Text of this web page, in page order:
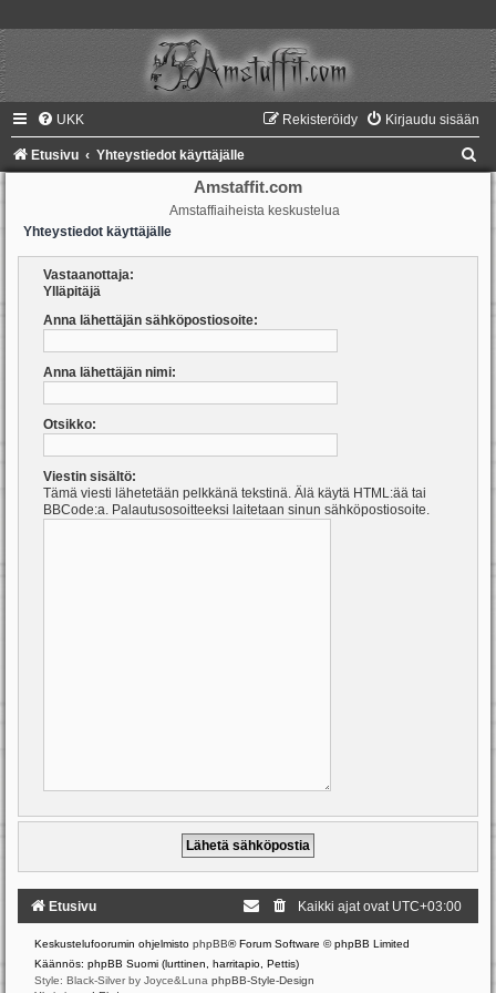
UKK Kirjaudu sisään
Rekisteröidy
Etusivu Yhteystiedot käyttäjälle
Amstaffit.com
Amstaffiaiheista keskustelua
Yhteystiedot käyttäjälle
Vastaanottaja:
Ylläpitäjä
Anna lähettäjän sähköpostiosoite:
Anna lähettäjän nimi:
Otsikko:
Viestin sisältö:
Tämä viesti lähetetään pelkkänä tekstinä. Älä käytä HTML:ää tai
BBCode:a. Palautusosoitteeksi laitetaan sinun sähköpostiosoite.
Etusivu Kaikki ajat ovat UTC+03:00
Keskustelufoorumin ohjelmisto phpBB® Forum Software © phpBB Limited
Käännös: phpBB Suomi (lurttinen, harritapio, Pettis)
Style: Black-Silver by Joyce&Luna phpBB-Style-Design